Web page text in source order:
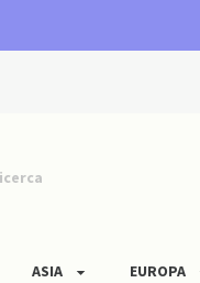
ASIA EUROPA